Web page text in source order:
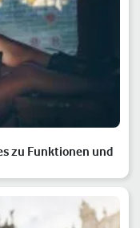
zu Funktionen und